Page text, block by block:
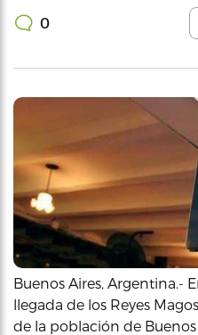
0
Buenos Aires, Argentina.-
llegada de los Reyes
de la población de